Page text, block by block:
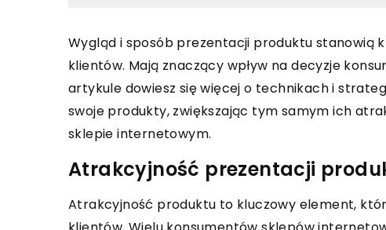
Wygląd i sposób prezentacji produktu stanowią
klientów. Mają znaczący wpływ na decyzje
artykule dowiesz się więcej o technikach i
swoje produkty, zwiększając tym samym ich
sklepie internetowym.
Atrakcyjność prezentacji
Atrakcyjność produktu to kluczowy element,